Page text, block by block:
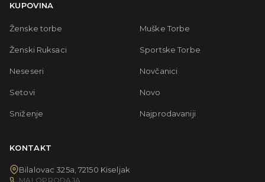
KUPOVINA
Ženske torbe Muške Torbe
Ženski Ruksaci Sportske Torbe
Neseseri Novčanici
Setovi Novo
Sniženje Najprodavaniji
KONTAKT
Bilalovac 325a, 72150 Kiseljak
MALOPRODAJA